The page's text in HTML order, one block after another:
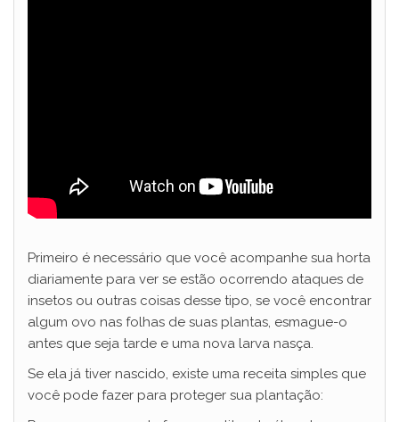
Primeiro é necessário que você acompanhe sua horta
diariamente para ver se estão ocorrendo ataques de
insetos ou outras coisas desse tipo, se você encontrar
algum ovo nas folhas de suas plantas, esmague-o
antes que seja tarde e uma nova larva nasça.
Se ela já tiver nascido, existe uma receita simples que
você pode fazer para proteger sua plantação: